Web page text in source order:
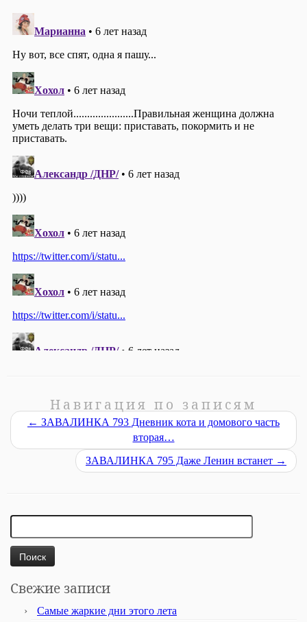
Навигация по записям
← ЗАВАЛИНКА 793 Дневник кота и домового часть
вторая…
ЗАВАЛИНКА 795 Даже Ленин встанет →
Свежие записи
Самые жаркие дни этого лета